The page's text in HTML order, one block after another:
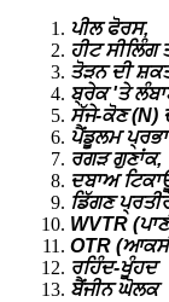
ਪੀਲ ਫੋਰਸ,
ਹੀਟ ਸੀਲਿੰਗ
ਤੋੜਨ ਦੀ
ਬ੍ਰੇਕ 'ਤੇ
ਸੱਜੇ-ਕੋਣ (N)
ਪੈਂਡੂਲਮ
ਰਗੜ ਗੁਣਾਂਕ,
ਦਬਾਅ
ਡਿੱਗਣ
WVTR
OTR
ਰਹਿੰਦ-ਖੂੰਹਦ
ਬੈਂਜੀਨ ਘੋਲਕ